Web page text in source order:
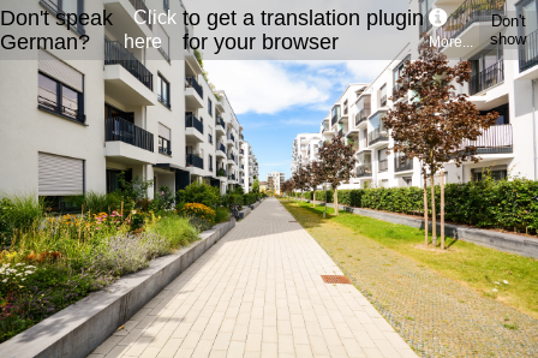
Don't speak
German?
Click
here
to get a translation plugin
for your browser
More...
Don't
show